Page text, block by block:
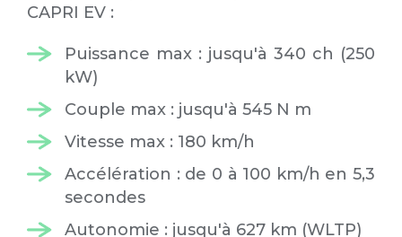
CAPRI EV :
Puissance max : jusqu'à 340 ch (250
kW)
Couple max : jusqu'à 545 N m
Vitesse max : 180 km/h
Accélération : de 0 à 100 km/h en 5,3
secondes
Autonomie : jusqu'à 627 km (WLTP)